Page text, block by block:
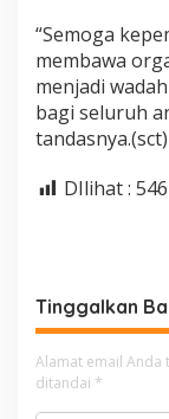
“Semoga
membawa
menjadi
bagi seluruh
tandasnya.(sct)
DIlihat : 546
Tinggalkan
Alamat email Anda
ditandai *